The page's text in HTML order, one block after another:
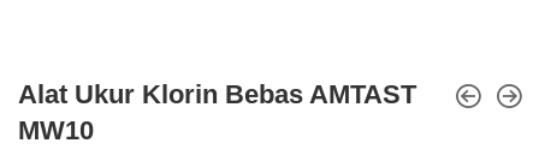
Alat Ukur Klorin Bebas AMTAST
MW10